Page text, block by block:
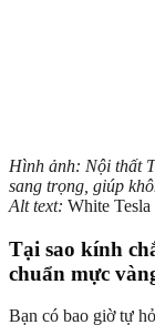
Hình ảnh: Nội thất
sang trọng, giúp
Alt text: White
Tại sao kính
chuẩn mực
Bạn có bao giờ tự